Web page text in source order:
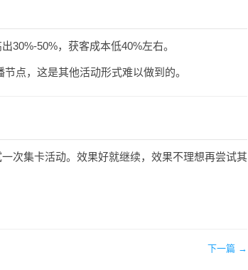
30%-50%，获客成本低40%左右。
点，这是其他活动形式难以做到的。
次集卡活动。效果好就继续，效果不理想再尝试其
下一篇 →